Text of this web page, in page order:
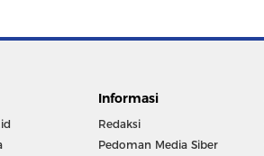
Informasi
Redaksi
Pedoman Media Siber